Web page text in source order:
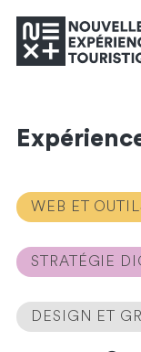
WEB ET
STRATÉGIE
DESIGN ET